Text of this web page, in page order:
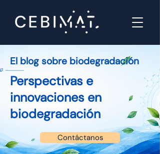
El blog sobre biodegradación
Perspectivas e
innovaciones en
biodegradación
Contáctanos